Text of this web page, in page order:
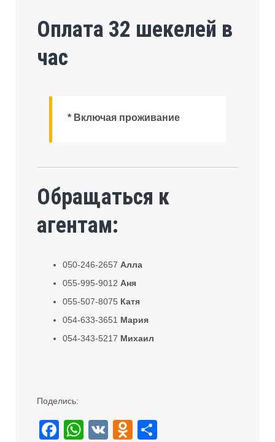
Оплата 32 шекелей в
час
* Включая проживание
Обращаться к
агентам:
050-246-2657Алла
055-995-9012Аня
055-507-8075 Катя
054-633-3651 Мария
054-343-5217 Михаил
Поделись:
F
W
V
O